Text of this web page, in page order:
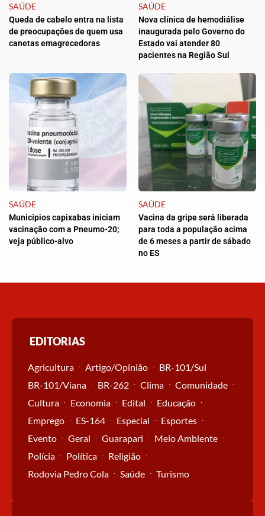
SAÚDE
Queda de cabelo entra na lista
de preocupações de quem usa
canetas emagrecedoras
SAÚDE
Nova clínica de hemodiálise
inaugurada pelo Governo do
Estado vai atender 80
pacientes na Região Sul
SAÚDE
Municípios capixabas iniciam
vacinação com a Pneumo-20;
veja público-alvo
SAÚDE
Vacina da gripe será liberada
para toda a população acima
de 6 meses a partir de sábado
no ES
EDITORIAS
Agricultura Artigo/Opinião
BR-101/Sul
BR-101/Viana
BR-262 Clima
Comunidade
Cultura
Economia Edital
Educação
Emprego
ES-164 Especial
Esportes
Evento
Geral Guarapari
Meio Ambiente
Polícia
Política
Religião
Rodovia Pedro Cola
Saúde Turismo